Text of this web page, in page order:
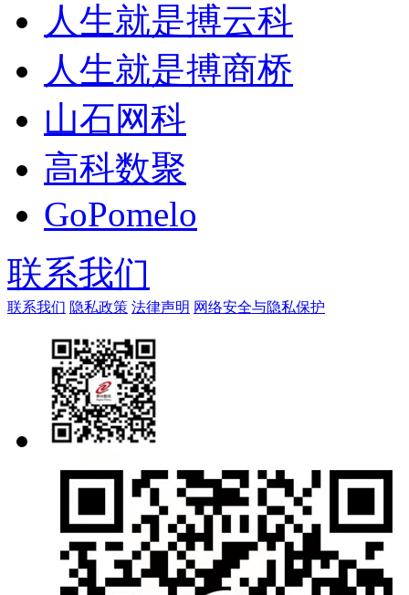
人生就是搏云科
人生就是搏商桥
山石网科
高科数聚
GoPomelo
联系我们
联系我们 隐私政策 法律声明 网络安全与隐私保护